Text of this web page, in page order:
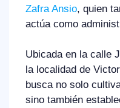
Zafra Ansio, quien
actúa como
Ubicada en la calle
la localidad de
busca no solo
sino también